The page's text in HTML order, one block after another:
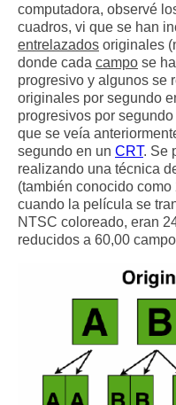
computadora, observé
cuadros, vi que se han
entrelazados originales
donde cada campo se
progresivo y algunos se
originales por segundo
progresivos por
que se veía
segundo en un CRT. Se
realizando una técnica
(también conocido como
cuando la película se
NTSC coloreado, eran
reducidos a 60,00